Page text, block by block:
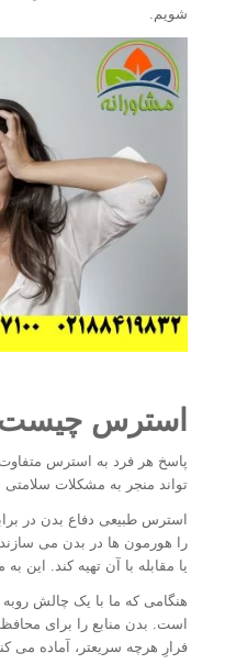
شویم.
استرس
پاسخ هر فرد به استرس
تواند منجر به مشکلات سلامتی
استرس طبیعی دفاع بدن در
را هورمون ها در بدن می
یا مقابله با آن تهیه کند. این
هنگامی که ما با یک چالش
است. بدن منابع را برای
فرارِ هرچه سریعتر، آماده می